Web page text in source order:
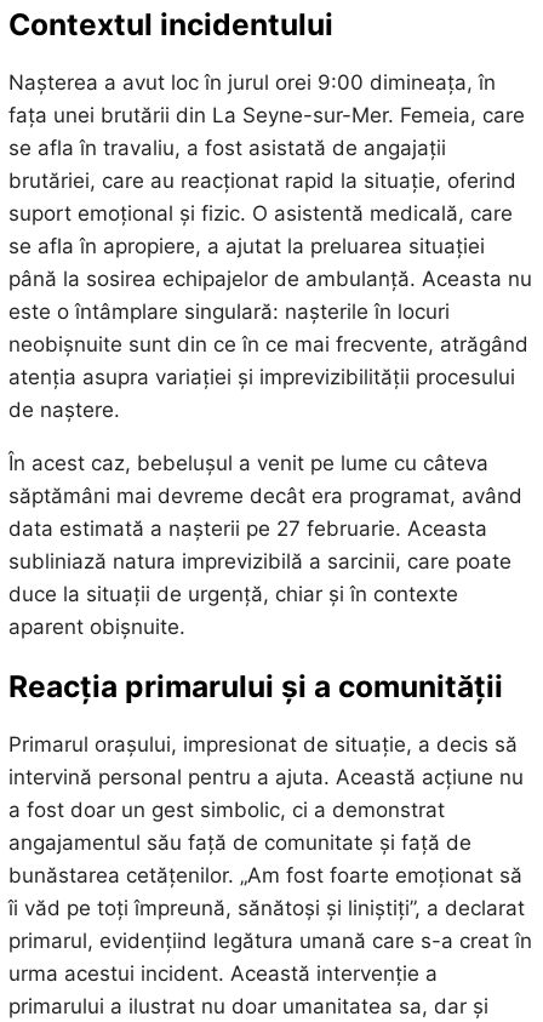
Contextul incidentului
Nașterea a avut loc în jurul orei 9:00 dimineața, în
fața unei brutării din La Seyne-sur-Mer. Femeia, care
se afla în travaliu, a fost asistată de angajații
brutăriei, care au reacționat rapid la situație, oferind
suport emoțional și fizic. O asistentă medicală, care
se afla în apropiere, a ajutat la preluarea situației
până la sosirea echipajelor de ambulanță. Aceasta nu
este o întâmplare singulară: nașterile în locuri
neobișnuite sunt din ce în ce mai frecvente, atrăgând
atenția asupra variației și imprevizibilității procesului
de naștere.
În acest caz, bebelușul a venit pe lume cu câteva
săptămâni mai devreme decât era programat, având
data estimată a nașterii pe 27 februarie. Aceasta
subliniază natura imprevizibilă a sarcinii, care poate
duce la situații de urgență, chiar și în contexte
aparent obișnuite.
Reacția primarului și a comunității
Primarul orașului, impresionat de situație, a decis să
intervină personal pentru a ajuta. Această acțiune nu
a fost doar un gest simbolic, ci a demonstrat
angajamentul său față de comunitate și față de
bunăstarea cetățenilor. „Am fost foarte emoționat să
îi văd pe toți împreună, sănătoși și liniștiți”, a declarat
primarul, evidențiind legătura umană care s-a creat în
urma acestui incident. Această intervenție a
primarului a ilustrat nu doar umanitatea sa, dar și